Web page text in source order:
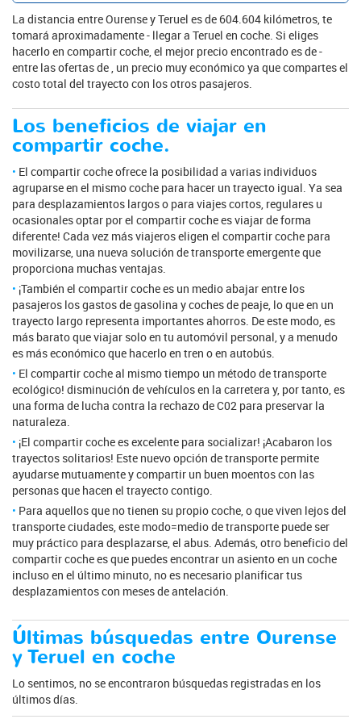
La distancia entre Ourense y Teruel es de 604.604 kilómetros, te
tomará aproximadamente - llegar a Teruel en coche. Si eliges
hacerlo en compartir coche, el mejor precio encontrado es de -
entre las ofertas de , un precio muy económico ya que compartes el
costo total del trayecto con los otros pasajeros.
Los beneficios de viajar en
compartir coche.
El compartir coche ofrece la posibilidad a varias individuos
agruparse en el mismo coche para hacer un trayecto igual. Ya sea
para desplazamientos largos o para viajes cortos, regulares u
ocasionales optar por el compartir coche es viajar de forma
diferente! Cada vez más viajeros eligen el compartir coche para
movilizarse, una nueva solución de transporte emergente que
proporciona muchas ventajas.
¡También el compartir coche es un medio abajar entre los
pasajeros los gastos de gasolina y coches de peaje, lo que en un
trayecto largo representa importantes ahorros. De este modo, es
más barato que viajar solo en tu automóvil personal, y a menudo
es más económico que hacerlo en tren o en autobús.
El compartir coche al mismo tiempo un método de transporte
ecológico! disminución de vehículos en la carretera y, por tanto, es
una forma de lucha contra la rechazo de C02 para preservar la
naturaleza.
¡El compartir coche es excelente para socializar! ¡Acabaron los
trayectos solitarios! Este nuevo opción de transporte permite
ayudarse mutuamente y compartir un buen moentos con las
personas que hacen el trayecto contigo.
Para aquellos que no tienen su propio coche, o que viven lejos del
transporte ciudades, este modo=medio de transporte puede ser
muy práctico para desplazarse, el abus. Además, otro beneficio del
compartir coche es que puedes encontrar un asiento en un coche
incluso en el último minuto, no es necesario planificar tus
desplazamientos con meses de antelación.
Últimas búsquedas entre Ourense
y Teruel en coche
Lo sentimos, no se encontraron búsquedas registradas en los
últimos días.